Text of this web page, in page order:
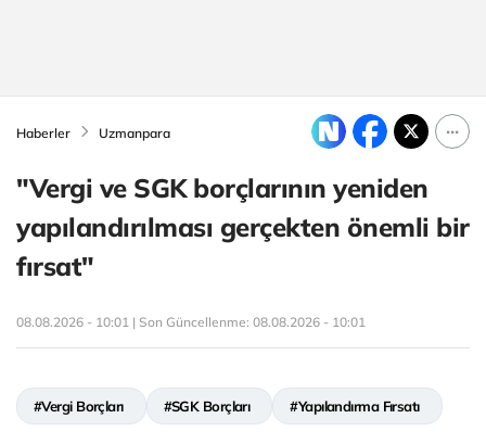
Haberler Uzmanpara
"Vergi ve SGK borçlarının yeniden
yapılandırılması gerçekten önemli bir
fırsat"
08.08.2026 - 10:01 | Son Güncellenme: 08.08.2026 - 10:01
#Vergi Borçları #SGK Borçları #Yapılandırma Fırsatı